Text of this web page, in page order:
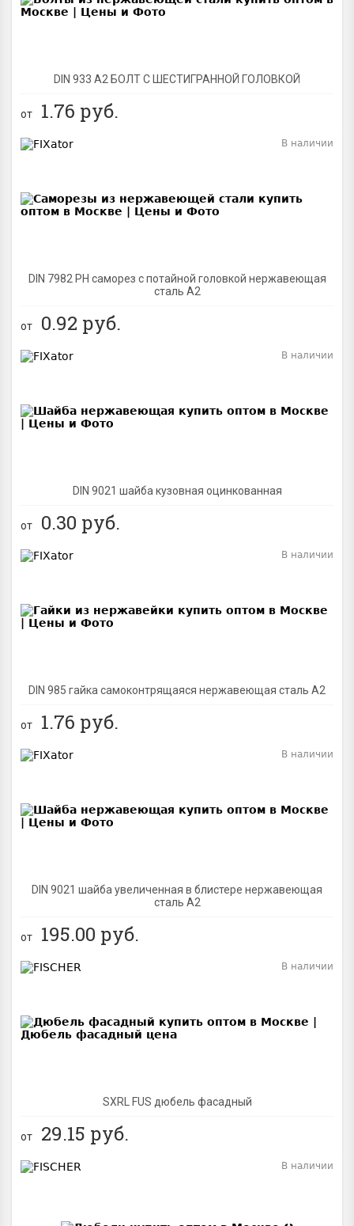
DIN 933 А2 БОЛТ С ШЕСТИГРАННОЙ ГОЛОВКОЙ
от 1.76 руб.
DIN 7982 PH саморез с потайной головкой нержавеющая
сталь A2
В наличии
от 0.92 руб.
DIN 9021 шайба кузовная оцинкованная
В наличии
от 0.30 руб.
DIN 985 гайка самоконтрящаяся нержавеющая сталь A2
В наличии
от 1.76 руб.
DIN 9021 шайба увеличенная в блистере нержавеющая
сталь A2
В наличии
от 195.00 руб.
SXRL FUS дюбель фасадный
В наличии
от 29.15 руб.
В наличии